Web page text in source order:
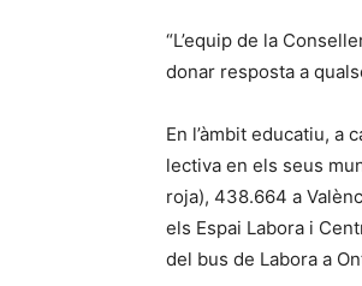
“L’equip de la
donar resposta a
En l’àmbit educatiu, a
lectiva en els seus
roja), 438.664 a
els Espai Labora i
del bus de Labora a